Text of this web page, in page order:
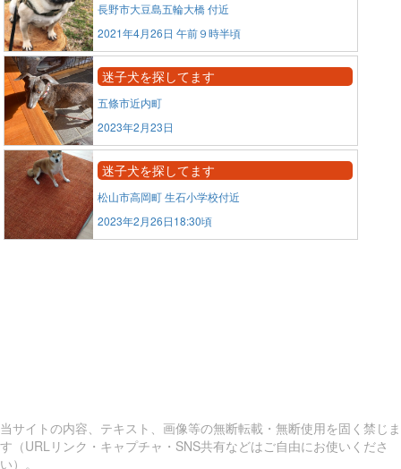
長野市大豆島五輪大橋 付近
2021年4月26日 午前９時半頃
迷子犬を探してます
五條市近内町
2023年2月23日
迷子犬を探してます
松山市高岡町 生石小学校付近
2023年2月26日18:30頃
当サイトの内容、テキスト、画像等の無断転載・無断使用を固く禁じま
す（URLリンク・キャプチャ・SNS共有などはご自由にお使いくださ
い）。